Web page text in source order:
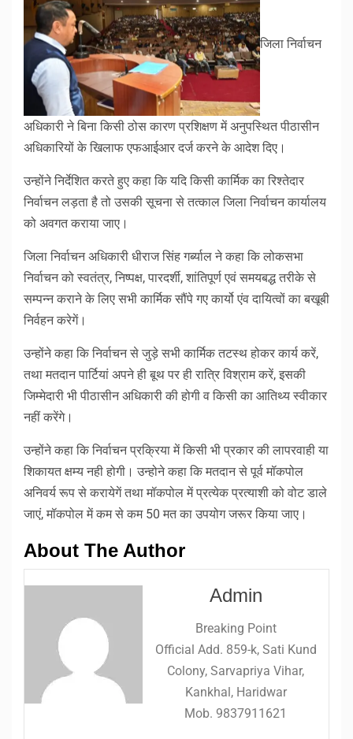
जिला निर्वाचन
अधिकारी ने बिना किसी ठोस कारण प्रशिक्षण में अनुपस्थित पीठासीन
अधिकारियों के खिलाफ एफआईआर दर्ज करने के आदेश दिए।
उन्होंने निर्देशित करते हुए कहा कि यदि किसी कार्मिक का रिश्तेदार
निर्वाचन लड़ता है तो उसकी सूचना से तत्काल जिला निर्वाचन कार्यालय
को अवगत कराया जाए।
जिला निर्वाचन अधिकारी धीराज सिंह गर्ब्याल ने कहा कि लोकसभा
निर्वाचन को स्वतंत्र, निष्पक्ष, पारदर्शी, शांतिपूर्ण एवं समयबद्ध तरीके से
सम्पन्न कराने के लिए सभी कार्मिक सौंपे गए कार्यो एंव दायित्वों का बखूबी
निर्वहन करेगें।
उन्होंने कहा कि निर्वाचन से जुड़े सभी कार्मिक तटस्थ होकर कार्य करें,
तथा मतदान पार्टियां अपने ही बूथ पर ही रात्रि विश्राम करें, इसकी
जिम्मेदारी भी पीठासीन अधिकारी की होगी व किसी का आतिथ्य स्वीकार
नहीं करेंगे।
उन्होंने कहा कि निर्वाचन प्रक्रिया में किसी भी प्रकार की लापरवाही या
शिकायत क्षम्य नही होगी। उन्होने कहा कि मतदान से पूर्व मॉकपोल
अनिवर्य रूप से करायेगें तथा मॉकपोल में प्रत्येक प्रत्याशी को वोट डाले
जाएं, मॉकपोल में कम से कम 50 मत का उपयोग जरूर किया जाए।
About The Author
Admin
Breaking Point
Official Add. 859-k, Sati Kund
Colony, Sarvapriya Vihar,
Kankhal, Haridwar
Mob. 9837911621